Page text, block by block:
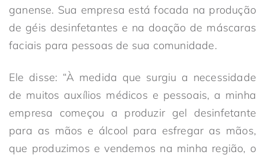
ganense. Sua empresa está focada na produção
de géis desinfetantes e na doação de máscaras
faciais para pessoas de sua comunidade.
Ele disse: “À medida que surgiu a necessidade
de muitos auxílios médicos e pessoais, a minha
empresa começou a produzir gel desinfetante
para as mãos e álcool para esfregar as mãos,
que produzimos e vendemos na minha região, o